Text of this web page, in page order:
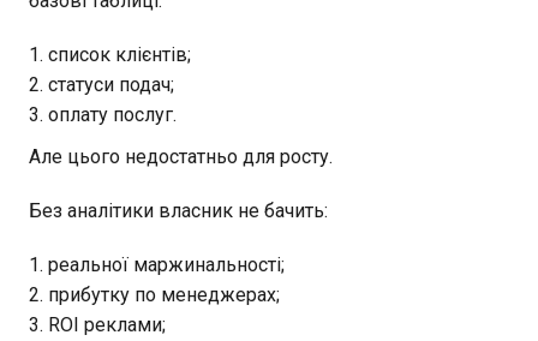
список клієнтів;
статуси подач;
оплату послуг.
Але цього недостатньо для росту.
Без аналітики власник не бачить:
реальної маржинальності;
прибутку по менеджерах;
ROI реклами;